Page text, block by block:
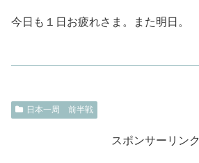
今日も１日お疲れさま。また明日。
日本一周 前半戦
スポンサーリンク